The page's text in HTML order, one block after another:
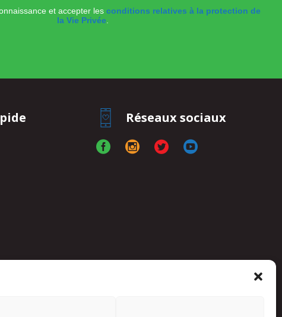
et accepter les conditions relatives à la protection de
la Vie Privée.
Réseaux sociaux